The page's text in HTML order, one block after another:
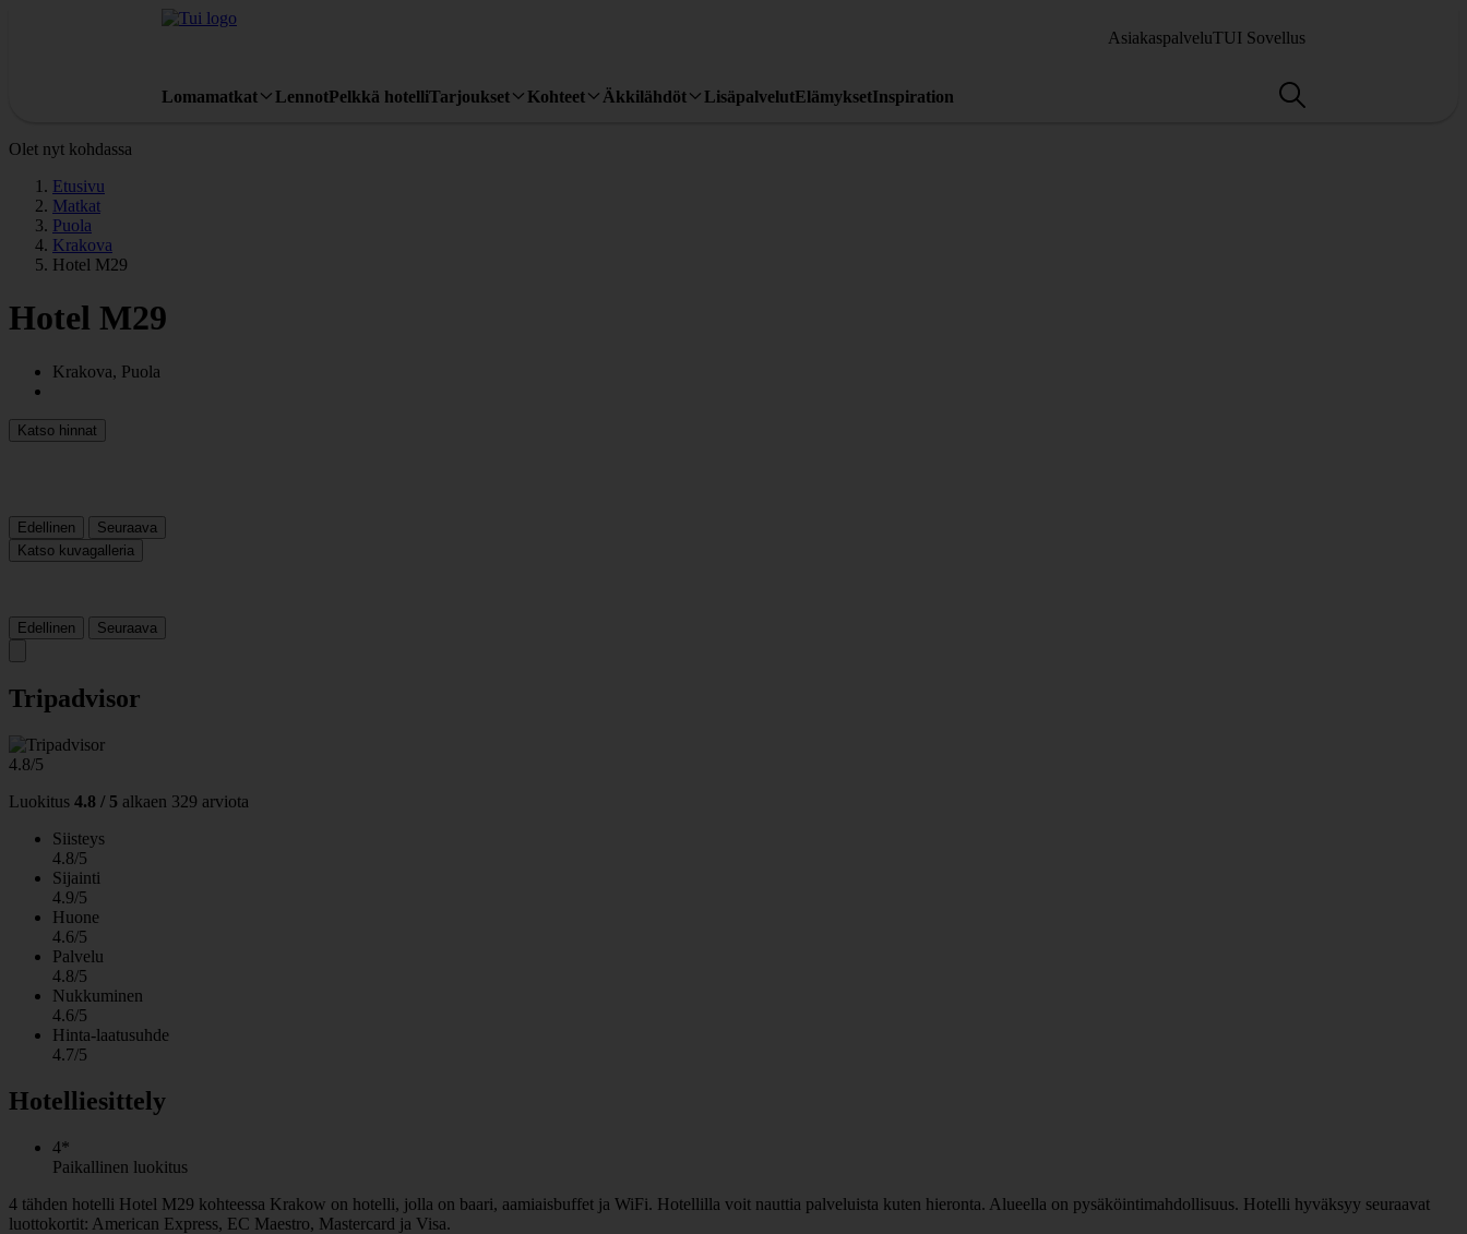
AsiakaspalveluTUI Sovellus
Lomamatkat LennotPelkkä hotelliTarjoukset Kohteet Äkkilähdöt LisäpalvelutElämyksetInspiration
Olet nyt kohdassa
Etusivu
Matkat
Puola
Krakova
Hotel M29
Hotel M29
Krakova, Puola
Katso hinnat
Edellinen
Seuraava
Katso kuvagalleria
Edellinen Seuraava
Tripadvisor
4.8/5
Luokitus 4.8 / 5 alkaen 329 arviota
Siisteys
4.8/5
Sijainti
4.9/5
Huone
4.6/5
Palvelu
4.8/5
Nukkuminen
4.6/5
Hinta-laatusuhde
4.7/5
Hotelliesittely
4*
Paikallinen luokitus
4 tähden hotelli Hotel M29 kohteessa Krakow on hotelli, jolla on baari, aamiaisbuffet ja WiFi. Hotellilla voit nauttia palveluista kuten hieronta. Alueella on pysäköintimahdollisuus. Hotelli hyväksyy seuraavat
luottokortit: American Express, EC Maestro, Mastercard ja Visa.